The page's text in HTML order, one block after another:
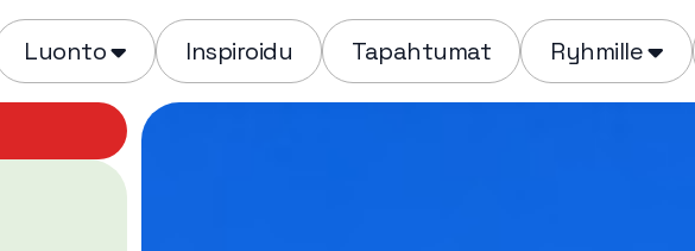
Luonto Inspiroidu Tapahtumat Ryhmille